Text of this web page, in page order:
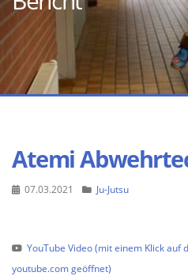
Atemi
07.03.2021 Ju-Jutsu
YouTube Video (mit einem Klick auf
youtube.com geöffnet)